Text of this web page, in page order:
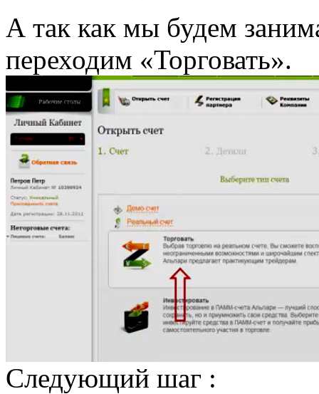
А так как мы будем
переходим «Торговать».
Следующий шаг :